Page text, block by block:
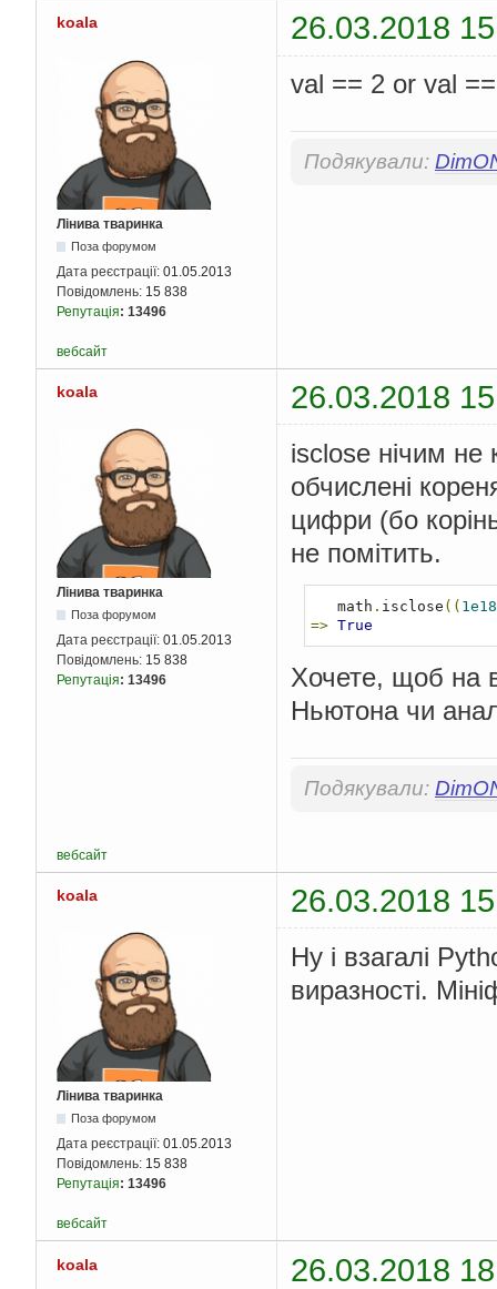
koala 26.03.2018
Лінива тваринка
Поза форумом
Дата реєстрації: 01.05.2013
Повідомлень: 15 838
Репутація: 13496
val == 2 or val
Подякували:
вебсайт
koala 26.03.2018
Лінива тваринка
Поза форумом
Дата реєстрації: 01.05.2013
Повідомлень: 15 838
Репутація: 13496
isclose нічим не
обчислені
цифри (бо
не помітить.
   math
. isclose (( 1e18
=> True
Хочете, щоб на
Ньютона чи
Подякували:
вебсайт
koala 26.03.2018
Лінива тваринка
Поза форумом
Дата реєстрації: 01.05.2013
Повідомлень: 15 838
Репутація: 13496
Ну і взагалі
виразності.
вебсайт
koala
26.03.2018